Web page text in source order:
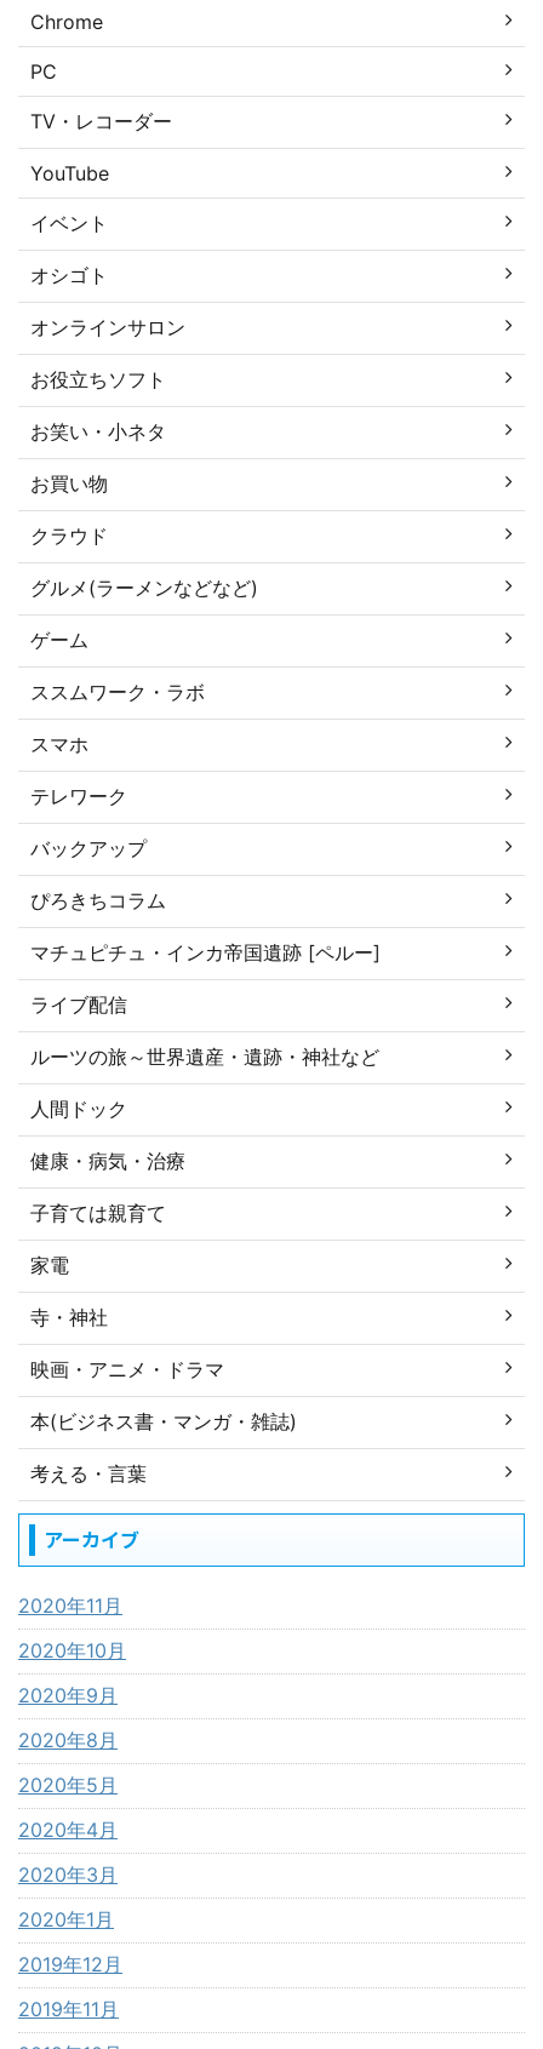
Chrome
PC
TV・レコーダー
YouTube
イベント
オシゴト
オンラインサロン
お役立ちソフト
お笑い・小ネタ
お買い物
クラウド
グルメ(ラーメンなどなど)
ゲーム
ススムワーク・ラボ
スマホ
テレワーク
バックアップ
ぴろきちコラム
マチュピチュ・インカ帝国遺跡 [ペルー]
ライブ配信
ルーツの旅～世界遺産・遺跡・神社など
人間ドック
健康・病気・治療
子育ては親育て
家電
寺・神社
映画・アニメ・ドラマ
本(ビジネス書・マンガ・雑誌)
考える・言葉
アーカイブ
2020年11月
2020年10月
2020年9月
2020年8月
2020年5月
2020年4月
2020年3月
2020年1月
2019年12月
2019年11月